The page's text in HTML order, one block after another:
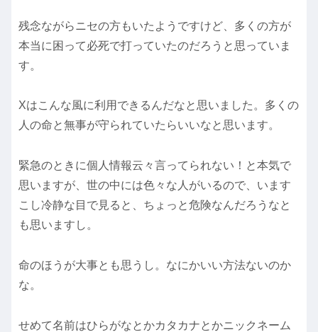
残念ながらニセの方もいたようですけど、多くの方が
本当に困って必死で打っていたのだろうと思っていま
す。
Xはこんな風に利用できるんだなと思いました。多くの
人の命と無事が守られていたらいいなと思います。
緊急のときに個人情報云々言ってられない！と本気で
思いますが、世の中には色々な人がいるので、います
こし冷静な目で見ると、ちょっと危険なんだろうなと
も思いますし。
命のほうが大事とも思うし。なにかいい方法ないのか
な。
せめて名前はひらがなとかカタカナとかニックネーム